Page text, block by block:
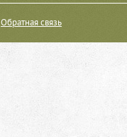
Обратная связь